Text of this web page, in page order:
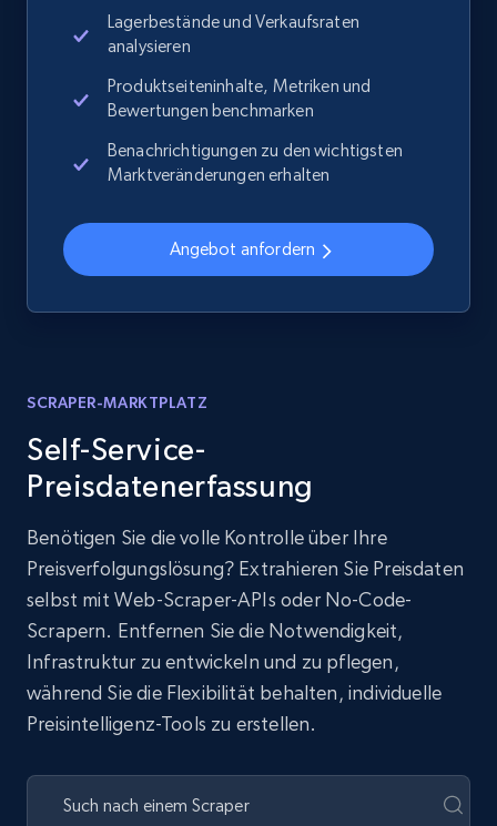
Lagerbestände und Verkaufsraten
analysieren
Produktseiteninhalte, Metriken und
Bewertungen benchmarken
Benachrichtigungen zu den wichtigsten
Marktveränderungen erhalten
Angebot anfordern
SCRAPER-MARKTPLATZ
Self-Service-
Preisdatenerfassung
Benötigen Sie die volle Kontrolle über Ihre
Preisverfolgungslösung? Extrahieren Sie Preisdaten
selbst mit Web-Scraper-APIs oder No-Code-
Scrapern. Entfernen Sie die Notwendigkeit,
Infrastruktur zu entwickeln und zu pflegen,
während Sie die Flexibilität behalten, individuelle
Preisintelligenz-Tools zu erstellen.